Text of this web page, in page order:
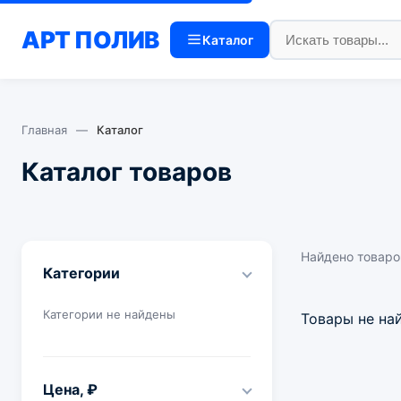
АРТ ПОЛИВ Каталог
Главная — Каталог
Каталог товаров
Категории
Категории не найдены
Цена, ₽
Найдено
Товары не